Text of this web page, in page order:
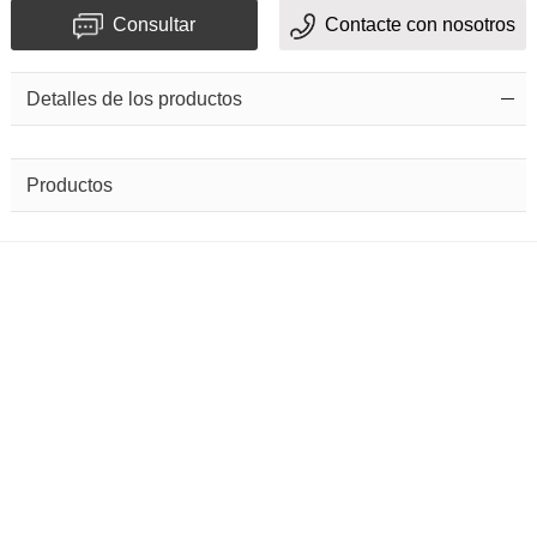
Consultar Contacte con nosotros
Detalles de los productos
Productos